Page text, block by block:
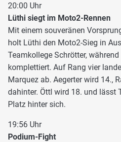
20:00 Uhr
Lüthi siegt im Moto2-Rennen
Mit einem souveränen
holt Lüthi den Moto2-Sieg in
Teamkollege Schrötter,
komplettiert. Auf Rang vier
Marquez ab. Aegerter wird 14.,
dahinter. Öttl wird 18. und lässt
Platz hinter sich.
19:56 Uhr
Podium-Fight